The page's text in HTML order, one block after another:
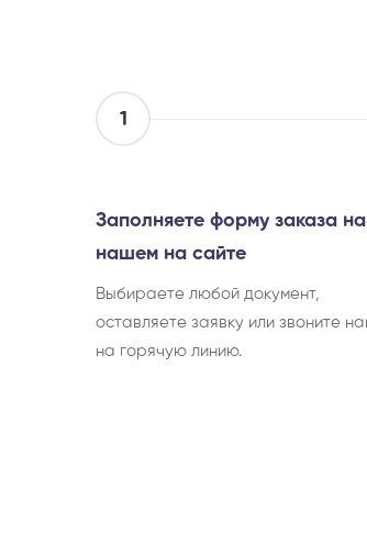
1
Заполняете форму заказа на
нашем на сайте
Выбираете любой документ,
оставляете заявку или звоните
на горячую линию.